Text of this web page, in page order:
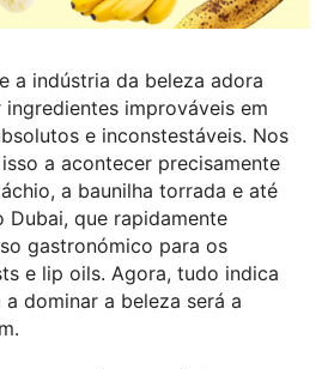
a indústria da beleza adora
improváveis em
e inconstestáveis. Nos
a acontecer precisamente
a baunilha torrada e até
que rapidamente
gastronómico para os
e lip oils. Agora, tudo indica
dominar a beleza será a